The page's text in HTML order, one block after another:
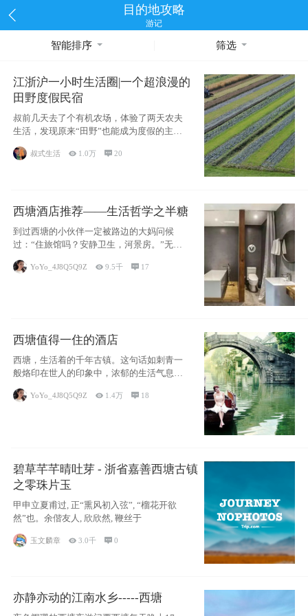
目的地攻略
游记
智能排序 筛选
江浙沪一小时生活圈|一个超浪漫的
田野度假民宿
叔前几天去了个有机农场，体验了两天农夫
生活，发现原来“田野”也能成为度假的主旋
律。江
叔式生活  1.0万 20
西塘酒店推荐——生活哲学之半糖
到过西塘的小伙伴一定被路边的大妈问候
过：“住旅馆吗？安静卫生，河景房。”无意
YoYo_4J8Q5Q9Z 9.5千  17
西塘值得一住的酒店
西塘，生活着的千年古镇。这句话如刺青一
般烙印在世人的印象中，浓郁的生活气息，
小桥流水
YoYo_4J8Q5Q9Z  1.4万  18
碧草芊芊晴吐芽 - 浙省嘉善西塘古镇
之零珠片玉
甲申立夏甫过, 正“熏风初入弦”, “榴花开欲
然”也。余偕友人, 欣欣然, 鞭丝于
玉文麟章  3.0千 0
亦静亦动的江南水乡-----西塘